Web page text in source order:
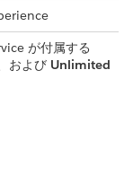
が付属する
および Unlimited
が作成されま
す。